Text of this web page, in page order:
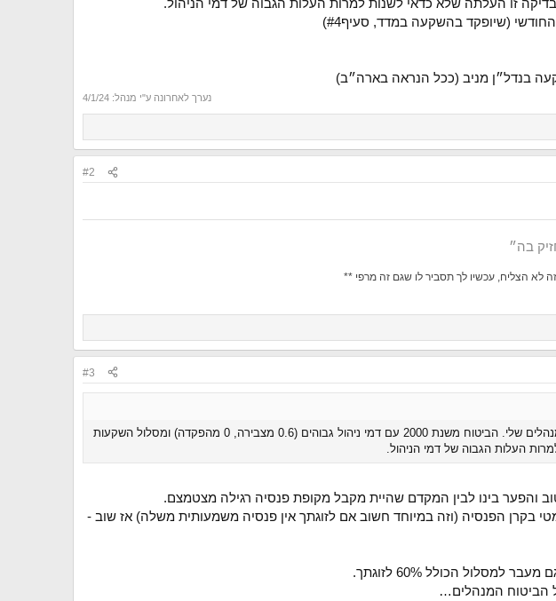
בנדל״ן מניב (ככל הנראה בארה״ב)
נערך לאחרונה ע"י מנהל: 4/1/24
#2
לא הצליח, עכשיו לך תסביר לו שגם זה מרפי **
#3
9. בדיקה נוספת (ה4 במספר ב10 שנים האחרונות) ע״י יועץ פנסיוני עצמאי של ביטוח המנהלים שלי. הביטוח משנת 2000 עם דמי ניהול גבוהים (0.6 מצבירה, 0 מהפקדה) ומסלול השקעות
לזוגתך כמו שקיים באופן אוטומטי בקרן הפנסיה (וזה במיוחד חשוב אם לזוגתך אין פנסיה משמעותית משלה) אז שוב -
הביטוח המנהלים…